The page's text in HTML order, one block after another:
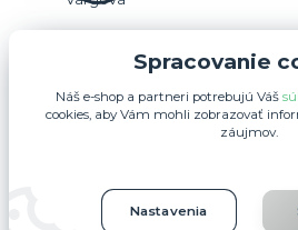
Upravit sběr
Spracovanie
Náš e-shop a partneri potrebujú Váš
cookies, aby Vám mohli zobrazovať
záujmov.
Nastavenia